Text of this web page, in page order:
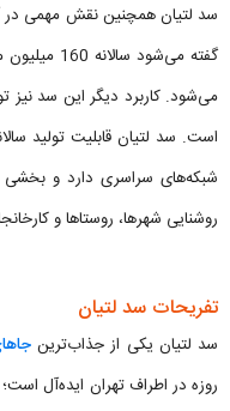
گفته
می‌شود. کاربرد دیگر این سد نیز
شبکه‌های سراسری دارد و بخشی
روشنایی شهرها، روستاها و
تفریحات سد لتیان
سد لتیان یکی از جذاب‌ترین
روزه در اطراف تهران ایده‌آل